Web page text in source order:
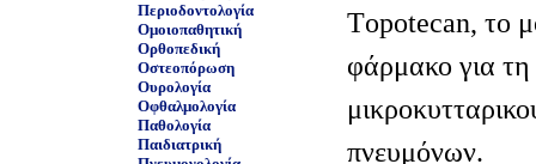
Περιοδοντολογία
Ομοιοπαθητική
Ορθοπεδική
Οστεοπόρωση
Ουρολογία
Οφθαλμολογία
Παθολογία
Παιδιατρική
Τopotecan, το
φάρμακο για τη
πνευμόνων.